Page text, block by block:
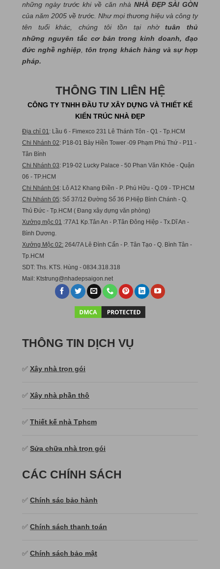
những ngày trước khi về căn nhà NHÀ ĐẸP SÀI GÒN
của năm 2005 về trước. Như mọi thương hiệu và công ty
tên tuổi khác, chúng tôi tồn tại nhờtuân thủ
những nguyên tắc cơ bản trong kinh doanh, đạo
đức nghề nghiệp ,tôn trọng khách hàng và sự hợp
pháp.
THÔNG TIN LIÊN HỆ
CÔNG TY TNHH ĐẦU TƯ XÂY DỰNG VÀ THIẾT KẾ
KIẾN TRÚC NHÀ ĐẸP
Địa chỉ 01 : Lầu 6 - Fimexco 231 Lê Thánh Tôn - Q1 - Tp.HCM
Chi Nhánh 02: P18-01 Bảy Hiền Tower -09 Phạm Phú Thứ - P11 -
Tân Bình
Chi Nhánh 03: P19-02 Lucky Palace - 50 Phan Văn Khỏe - Quận
06 - TP.HCM
Chi Nhánh 04: Lô A12 Khang Điền - P. Phú Hữu - Q.09 - TP.HCM
Chi Nhánh 05: Số 37/12 Đường Số 36 P.Hiệp Bình Chánh - Q.
Thủ Đức - Tp.HCM ( Đang xây dựng văn phòng)
Xưởng mộc 01
:77A1 Kp.Tân An - P.Tân Đông Hiệp - Tx.Dĩ An -
Bình Dương.
Xưởng Mộc 02: 264/7A Lê Đình Cẩn - P. Tân Tạo - Q. Bình Tân -
Tp.HCM
SDT: Ths. KTS. Hùng - 0834.318.318
Mail: Ktstrung@nhadepsaigon.net
THÔNG TIN DỊCH VỤ
✅ Xây nhà trọn gói
✅ Xây nhà phần thô
✅ Thiết kế nhà Tphcm
✅ Sửa chữa nhà trọn gói
CÁC CHÍNH SÁCH
✅ Chính sác bảo hành
✅ Chính sách thanh toán
✅ Chính sách bảo mật